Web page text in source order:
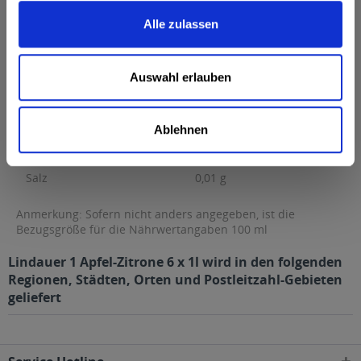
Alle zulassen
Auswahl erlauben
Ablehnen
50 kcal / 212 kJ
Fett
0,1 g
davon gesättigte Fettsäuren
0,02 g
Kohlenhydrate
11 g
11 g
Eiweiß
0 g
Salz
0,01 g
Anmerkung: Sofern nicht anders angegeben, ist die
Bezugsgröße für die Nährwertangaben 100 ml
Lindauer 1 Apfel-Zitrone 6 x 1l wird in den folgenden
Regionen, Städten, Orten und Postleitzahl-Gebieten
geliefert